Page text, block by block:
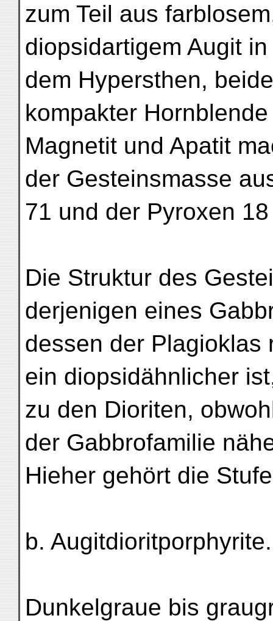
zum Teil aus
diopsidartigem Augit
dem Hypersthen,
kompakter
Magnetit und Apatit
der Gesteinsmasse
71 und der Pyroxen
Die Struktur des
derjenigen eines
dessen der Plagioklas
ein diopsidähnlicher
zu den Dioriten,
der Gabbrofamilie
Hieher gehört die
b. Augitdioritporphyrite.
Dunkelgraue bis